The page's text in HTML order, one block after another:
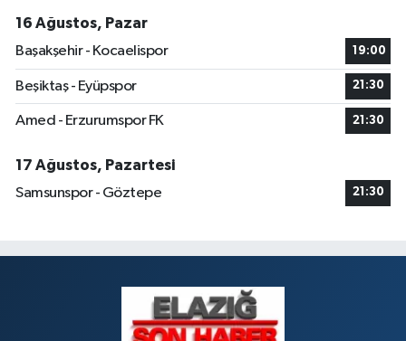
16 Ağustos, Pazar
Başakşehir - Kocaelispor
19:00
Beşiktaş - Eyüpspor 21:30
Amed - Erzurumspor FK 21:30
17 Ağustos, Pazartesi
Samsunspor - Göztepe
21:30